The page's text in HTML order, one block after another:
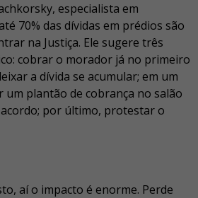
especialista em
70% das dívidas em prédios são
na Justiça. Ele sugere três
cobrar o morador já no primeiro
a dívida se acumular; em um
um plantão de cobrança no salão
por último, protestar o
aí o impacto é enorme. Perde